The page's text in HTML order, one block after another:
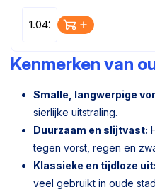
Kenmerken van
Smalle, langwerpige
sierlijke uitstraling.
Duurzaam en slijtvast:
tegen vorst, regen en
Klassieke en tijdloze
veel gebruikt in oude